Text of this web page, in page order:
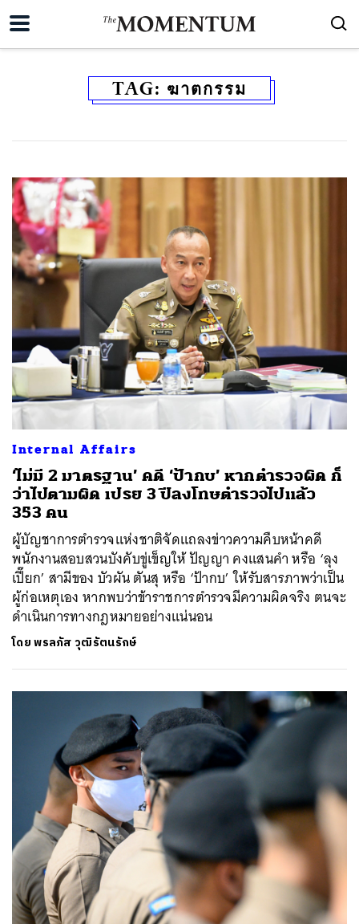
TAG: ฆาตกรรม
Internal Affairs
‘ไม่มี 2 มาตรฐาน’ คดี ‘ป้ากบ’ หากตำรวจผิด ก็
ว่าไปตามผิด เปรย 3 ปีลงโทษตำรวจไปแล้ว
353 คน
ผู้บัญชาการตำรวจแห่งชาติจัดแถลงข่าวความคืบหน้าคดี
พนักงานสอบสวนบังคับขู่เข็ญให้ ปัญญา คงแสนคำ หรือ ‘ลุง
เปี๊ยก’ สามีของ บัวผัน ตันสุ หรือ ‘ป้ากบ’ ให้รับสารภาพว่าเป็น
ผู้ก่อเหตุเอง หากพบว่าข้าราชการตำรวจมีความผิดจริง ตนจะ
ดำเนินการทางกฎหมายอย่างแน่นอน
โดยพรลภัส วุฒิรัตนรักษ์